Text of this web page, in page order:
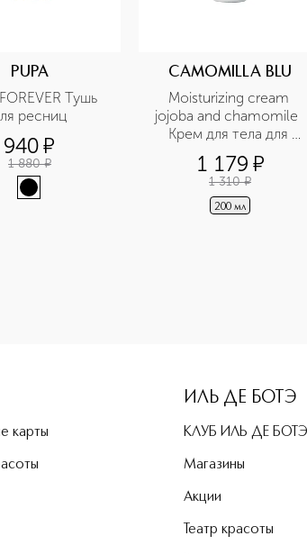
PUPA
Тушь
ресниц
940¤
1 880 ¤
CAMOMILLA BLU
Moisturizing cream
jojoba and chamomile
Крем для тела для
чувствительной кожи
для взрослых и детей
0+
1 179 ¤
1 310 ¤
200 мл
карты
ИЛЬ ДЕ БОТЭ
КЛУБ ИЛЬ ДЕ БОТЭ
Магазины
Акции
Театр красоты